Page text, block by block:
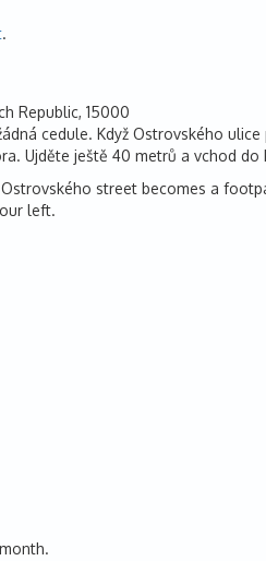
.
Republic, 15000
cedule. Když Ostrovského
Ujděte ještě 40 metrů a vchod do
street becomes a
left.